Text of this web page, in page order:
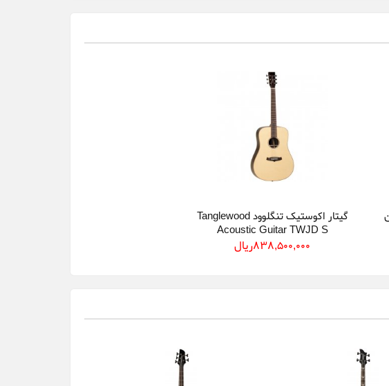
گیتار اکوستیک تنگلوود Tanglewood
Acoustic Guitar TWJD S
838,500,000ريال